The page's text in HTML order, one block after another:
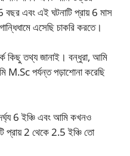
এবং এই ঘটনাটি প্রায় 6 মাস
এসেছি চাকরি করতে।
কিছু তথ্য জানাই। বন্ধুরা, আমি
M.Sc পর্যন্ত পড়াশোনা করেছি
6 ইঞ্চি এবং আমি কখনও
প্রায় 2 থেকে 2.5 ইঞ্চি তো